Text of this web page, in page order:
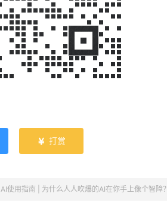
 打赏
AI使用指南 | 为什么人人吹爆的AI在你手上像个智障？